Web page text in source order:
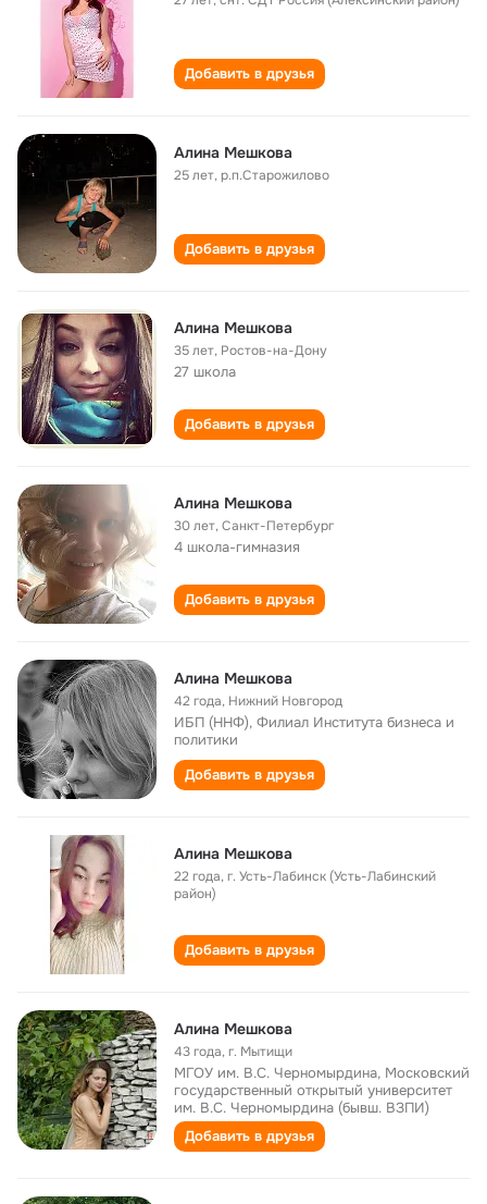
Добавить в друзья
Алина Мешкова
25 лет,р.п.Старожилово
Добавить в друзья
Алина Мешкова
35 лет, Ростов-на-Дону
27 школа
Добавить в друзья
Алина Мешкова
30 лет,Санкт-Петербург
4 школа-гимназия
Добавить в друзья
Алина Мешкова
42 года, Нижний Новгород
ИБП (ННФ), Филиал Института бизнеса и
политики
Добавить в друзья
Алина Мешкова
22 года,г. Усть-Лабинск (Усть-Лабинский
район)
Добавить в друзья
Алина Мешкова
43 года,г. Мытищи
МГОУ им. В.С. Черномырдина, Московский
государственный открытый университет
им. В.С. Черномырдина (бывш. ВЗПИ)
Добавить в друзья